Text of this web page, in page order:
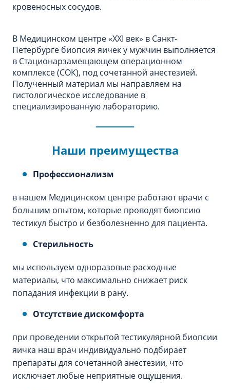
кровеносных сосудов.
В Медицинском центре «XXI век» в Санкт-
Петербурге биопсия яичек у мужчин выполняется
в Стационарзамещающем операционном
комплексе (СОК), под сочетанной анестезией.
Полученный материал мы направляем на
гистологическое исследование в
специализированную лабораторию.
Наши преимущества
Профессионализм
в нашем Медицинском центре работают врачи с
большим опытом, которые проводят биопсию
тестикул быстро и безболезненно для пациента.
Стерильность
мы используем одноразовые расходные
материалы, что максимально снижает риск
попадания инфекции в рану.
Отсутствие дискомфорта
при проведении открытой тестикулярной биопсии
яичка наш врач индивидуально подбирает
препараты для сочетанной анестезии, что
исключает любые неприятные ощущения.